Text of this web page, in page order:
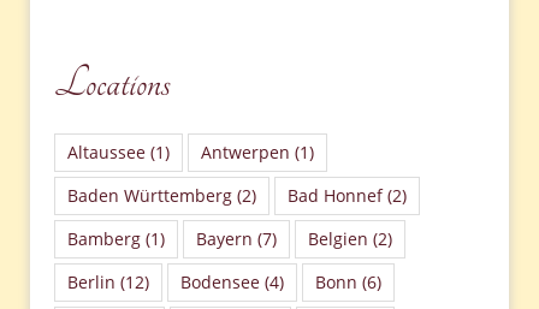
Locations
Altaussee (1) Antwerpen (1)
Baden Württemberg (2) Bad Honnef(2)
Bamberg (1) Bayern (7) Belgien (2)
Berlin (12) Bodensee (4) Bonn (6)